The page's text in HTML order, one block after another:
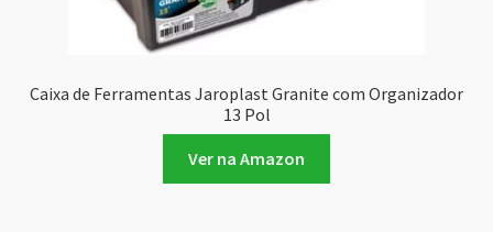
Caixa de Ferramentas Jaroplast Granite com Organizador
13 Pol
Ver na Amazon